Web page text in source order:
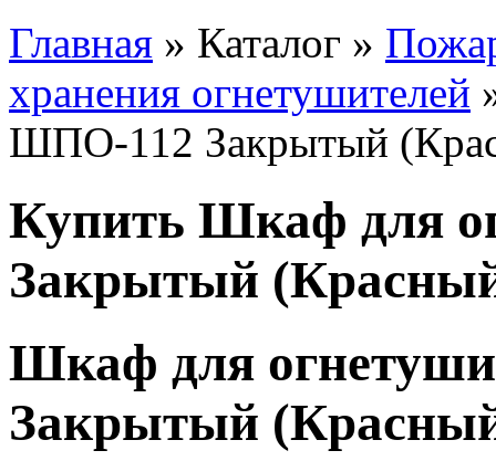
Главная » Каталог »
хранения огнетушителей
ШПО-112 Закрытый
Купить Шкаф для
Закрытый
Шкаф для
Закрытый